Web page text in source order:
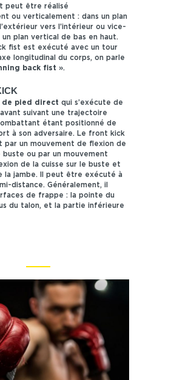
peut être réalisé
ou verticalement : dans un plan
vers l’intérieur ou vice-
un plan vertical de bas en haut.
fist est exécuté avec un tour
longitudinal du corps, on parle
back fist ».
de pied direct qui s’exécute de
suivant une trajectoire
étant positionné de
à son adversaire. Le front kick
par un mouvement de flexion de
buste ou par un mouvement
de la cuisse sur le buste et
la jambe. Il peut être exécuté à
distance. Généralement, il
de frappe : la pointe du
du talon, et la partie inférieure